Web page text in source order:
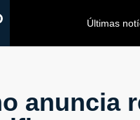
Últimas
anuncia